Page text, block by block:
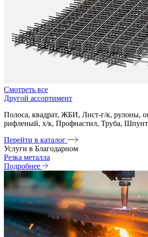
Смотреть все
Другой ассортимент
Полоса, квадрат, ЖБИ, Лист-г/к, рулоны,
рифленый, х/к, Профнастил, Труба, Шпунт
Перейти в каталог
Услуги в Благодарном
Резка металла
Подробнее